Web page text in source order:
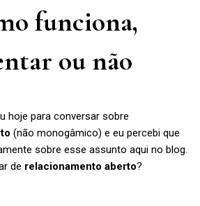
funciona,
ou não
hoje para conversar sobre
(não monogâmico) e eu percebi que
sobre esse assunto aqui no blog.
de relacionamento aberto?